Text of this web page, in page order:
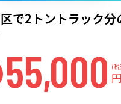
で2トントラック分
55,000 (
円